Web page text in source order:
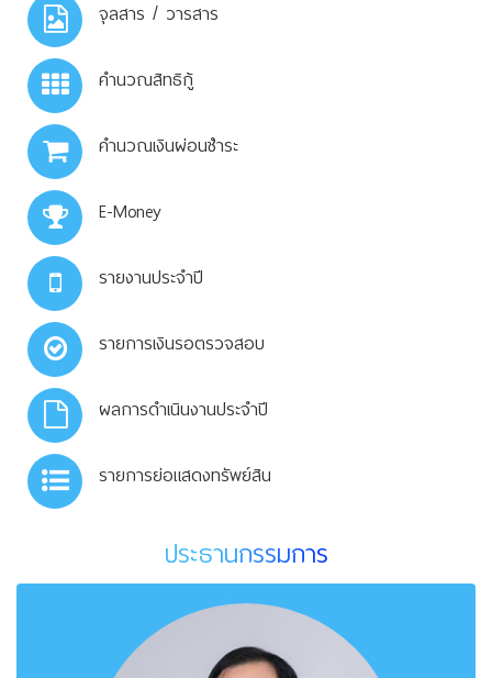
จุลสาร / วารสาร
คำนวณสิทธิกู้
คำนวณเงินผ่อนชำระ
E-Money
รายงานประจำปี
รายการเงินรอตรวจสอบ
ผลการดำเนินงานประจำปี
รายการย่อแสดงทรัพย์สิน
ประธานกรรมการ